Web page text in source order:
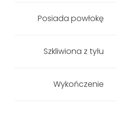
Posiada powłokę
Szkliwiona z tyłu
Wykończenie